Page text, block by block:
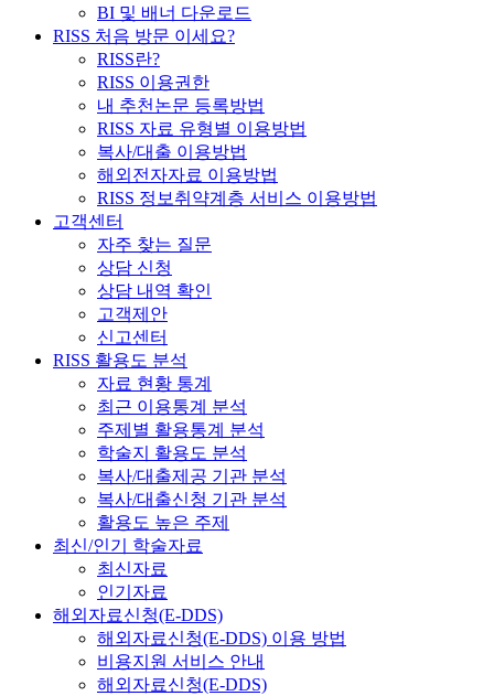
BI 및 배너 다운로드
RISS 처음 방문 이세요?
RISS란?
RISS 이용권한
내 추천논문 등록방법
RISS 자료 유형별 이용방법
복사/대출 이용방법
해외전자자료 이용방법
RISS 정보취약계층 서비스 이용방법
고객센터
자주 찾는 질문
상담 신청
상담 내역 확인
고객제안
신고센터
RISS 활용도 분석
자료 현황 통계
최근 이용통계 분석
주제별 활용통계 분석
학술지 활용도 분석
복사/대출제공 기관 분석
복사/대출신청 기관 분석
활용도 높은 주제
최신/인기 학술자료
최신자료
인기자료
해외자료신청(E-DDS)
해외자료신청(E-DDS) 이용 방법
비용지원 서비스 안내
해외자료신청(E-DDS)